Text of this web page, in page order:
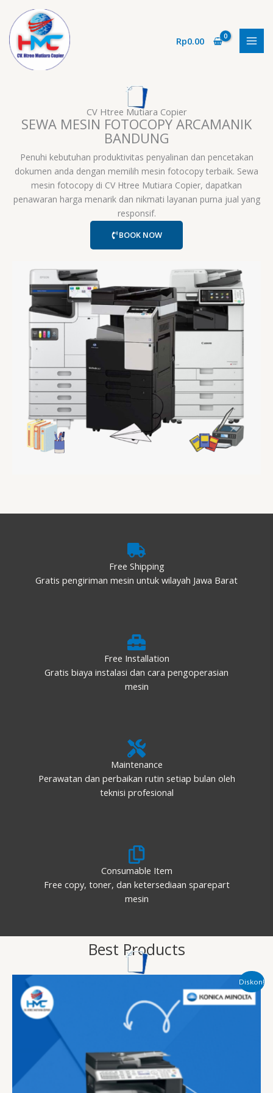
konten
Rp0.00
CV Htree Mutiara Copier
SEWA MESIN FOTOCOPY ARCAMANIK
BANDUNG
Penuhi kebutuhan produktivitas penyalinan dan pencetakan
dokumen anda dengan memilih mesin fotocopy terbaik. Sewa
mesin fotocopy di CV Htree Mutiara Copier, dapatkan
penawaran harga menarik dan nikmati layanan purna jual yang
responsif.
BOOK NOW
Free Shipping
Gratis pengiriman mesin untuk wilayah Jawa Barat
Free Installation
Gratis biaya instalasi dan cara pengoperasian
mesin
Maintenance
Perawatan dan perbaikan rutin setiap bulan oleh
teknisi profesional
Consumable Item
Free copy, toner, dan ketersediaan sparepart
mesin
Best Products
Diskon!
adalah:
Rp1,000,000.00.
saat
ini